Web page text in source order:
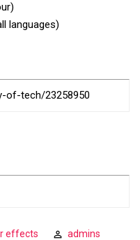
languages)
of-tech/23258950
effects admins